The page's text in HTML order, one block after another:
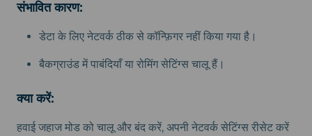
संभावित कारण:
डेटा के लिए नेटवर्क ठीक से कॉन्फ़िगर नहीं किया गया है।
बैकग्राउंड में पाबंदियाँ या रोमिंग सेटिंग्स चालू हैं।
क्या करें:
हवाई जहाज मोड को चालू और बंद करें, अपनी नेटवर्क सेटिंग्स रीसेट करें